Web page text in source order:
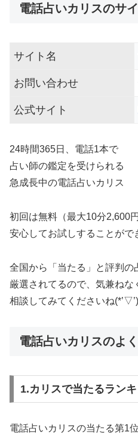
電話占いカリスのサ
サイト名
お問い合わせ
公式サイト
24時間365日、電話1本で
占い師の鑑定を受けられる
急成長中の電話占いカリス
初回は無料（最大10分2,600
安心してお試しすることがで
全国から「当たる」と評判の
厳選されてるので、気兼ねな
相談してみてくださいね(*’▽’)
電話占いカリスのよ
1.カリスで当たるラン
電話占いカリスの当たる第1